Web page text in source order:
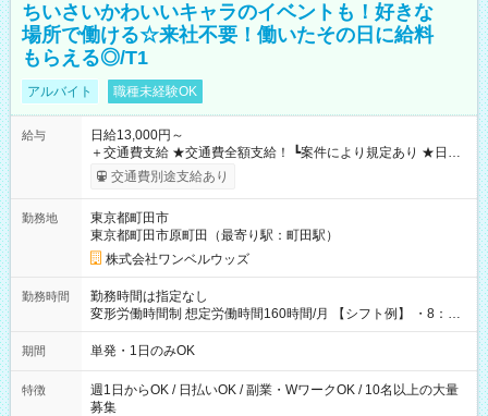
ちいさいかわいいキャラのイベントも！好きな
場所で働ける☆来社不要！働いたその日に給料
もらえる◎/T1
アルバイト 職種未経験OK
給与
日給13,000円～
＋交通費支給 ★交通費全額支給！ ┗案件により規定あり ★日払
いOK！（規定あり） ┗働いたその日に現金GET♪ お仕事後はコ
ンビニATMから 日払い分を引き落とせます！ 【試用期間】試
交通費別途支給あり
勤務地
東京都町田市
東京都町田市原町田（最寄り駅：町田駅）
株式会社ワンベルウッズ
勤務時間
勤務時間は指定なし
変形労働時間制 想定労働時間160時間/月 【シフト例】 ・8：00
～21：00
期間 単発・1日のみOK
特徴
週1日からOK / 日払いOK / 副業・WワークOK / 10名以上の大量
募集